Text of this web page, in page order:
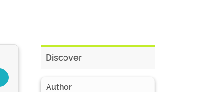
Discover
Author